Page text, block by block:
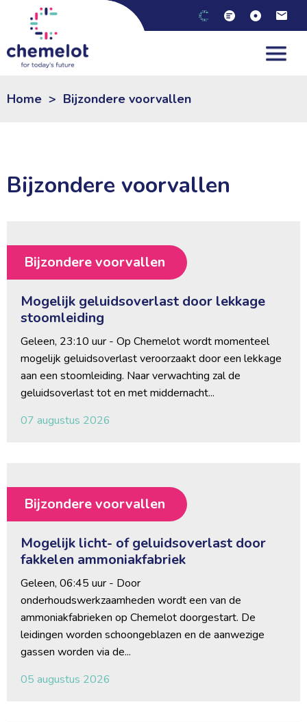
NL | EN
Home > Bijzondere voorvallen
Bijzondere voorvallen
Bijzondere voorvallen
Mogelijk geluidsoverlast door lekkage
stoomleiding
Geleen, 23:10 uur - Op Chemelot wordt momenteel
mogelijk geluidsoverlast veroorzaakt door een lekkage
aan een stoomleiding. Naar verwachting zal de
geluidsoverlast tot en met middernacht...
07 augustus 2026
Bijzondere voorvallen
Mogelijk licht- of geluidsoverlast door
fakkelen ammoniakfabriek
Geleen, 06:45 uur - Door
onderhoudswerkzaamheden wordt een van de
ammoniakfabrieken op Chemelot doorgestart. De
leidingen worden schoongeblazen en de aanwezige
gassen worden via de...
05 augustus 2026